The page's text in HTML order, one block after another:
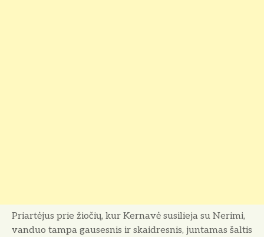
Priartėjus prie žiočių, kur Kernavė susilieja su Nerimi,
vanduo tampa gausesnis ir skaidresnis, juntamas šaltis